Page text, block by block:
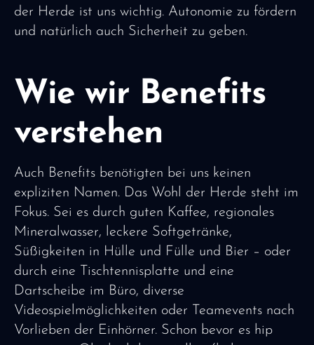
der Herde ist uns wichtig. Autonomie zu fördern
und natürlich auch Sicherheit zu geben.
Wie wir Benefits
verstehen
Auch Benefits benötigten bei uns keinen
expliziten Namen. Das Wohl der Herde steht im
Fokus. Sei es durch guten Kaffee, regionales
Mineralwasser, leckere Softgetränke,
Süßigkeiten in Hülle und Fülle und Bier – oder
durch eine Tischtennisplatte und eine
Dartscheibe im Büro, diverse
Videospielmöglichkeiten oder Teamevents nach
Vorlieben der Einhörner. Schon bevor es hip